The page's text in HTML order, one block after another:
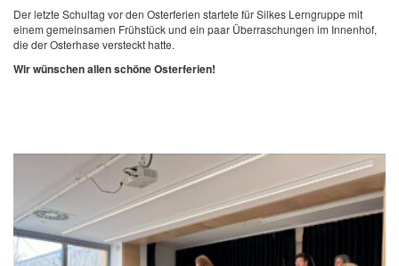
Der letzte Schultag vor den Osterferien startete für Silkes Lerngruppe mit
einem gemeinsamen Frühstück und ein paar Überraschungen im Innenhof,
die der Osterhase versteckt hatte.
Wir wünschen allen schöne Osterferien!